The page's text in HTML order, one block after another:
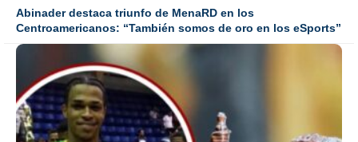
Abinader destaca triunfo de MenaRD en los
Centroamericanos: “También somos de oro en los eSports”